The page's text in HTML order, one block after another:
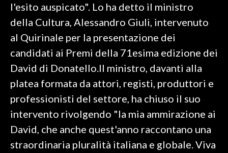
NOTIZIE
EVENTI
3 MINUTI CON
INSULARITÀ
INFO AZIENDE
ABBONATI
l'esito auspicato". Lo ha detto il ministro
della Cultura, Alessandro Giuli, intervenuto
al Quirinale per la presentazione dei
candidati ai Premi della 71esima edizione dei
David di Donatello.Il ministro, davanti alla
platea formata da attori, registi, produttori e
professionisti del settore, ha chiuso il suo
intervento rivolgendo "la mia ammirazione ai
David, che anche quest'anno raccontano una
straordinaria pluralità italiana e globale. Viva